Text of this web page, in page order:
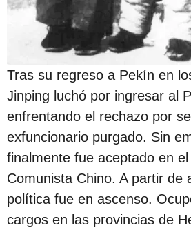
Tras su regreso a Pekín en
Jinping luchó por ingresar al
enfrentando el rechazo por
exfuncionario purgado. Sin
finalmente fue aceptado en
Comunista Chino. A partir de
política fue en ascenso.
cargos en las provincias de